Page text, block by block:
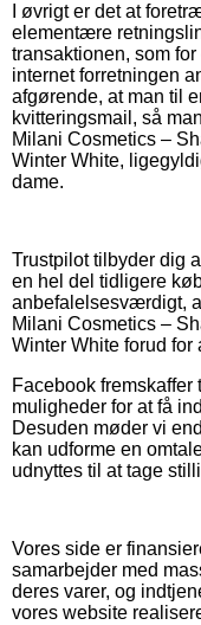
I øvrigt er det at
elementære
transaktionen, som
internet forretningen
afgørende, at man til
kvitteringsmail, så
Milani Cosmetics –
Winter White,
dame.
Trustpilot tilbyder dig
en hel del tidligere
anbefalelsesværdigt,
Milani Cosmetics –
Winter White forud for
Facebook
muligheder for at få
Desuden møder vi
kan udforme en
udnyttes til at tage
Vores side er
samarbejder med
deres varer, og
vores website